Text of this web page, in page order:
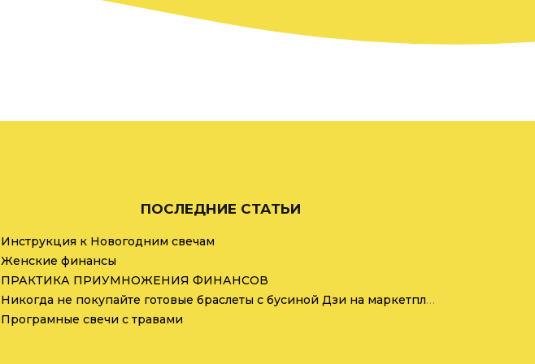
ПОСЛЕДНИЕ СТАТЬИ
Инструкция к Новогодним свечам
Женские финансы
ПРАКТИКА ПРИУМНОЖЕНИЯ ФИНАНСОВ
Никогда не покупайте готовые браслеты с бусиной Дзи на маркетплейсах
Програмные свечи с травами